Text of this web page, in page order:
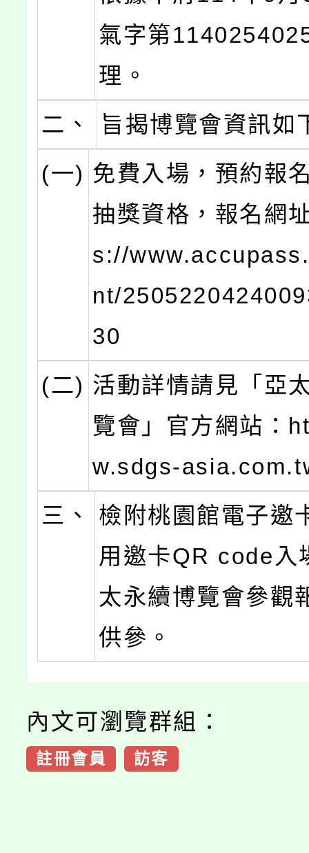
氣字第
理。
二、
旨揭博覽會資訊如
(一) 免費入場，預約報
抽獎資格，報名網
s://
nt/
30
(二) 活動詳情請見「亞
覽會」官方網站：
w.sdgs-
三、
檢附桃園館電子邀
用邀卡QR code入
太永續博覽會參觀
供參。
內文可瀏覽群組：
註冊會員 訪客